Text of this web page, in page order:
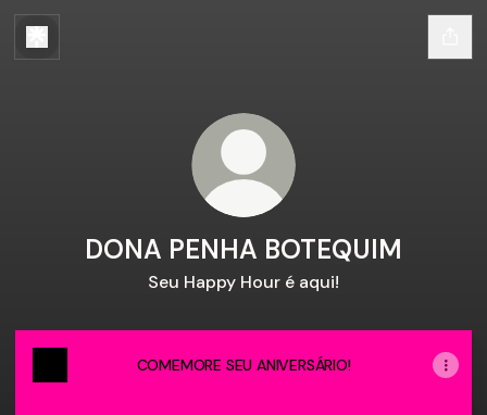
DONA PENHA BOTEQUIM
Seu Happy Hour é aqui!
COMEMORE SEU ANIVERSÁRIO!